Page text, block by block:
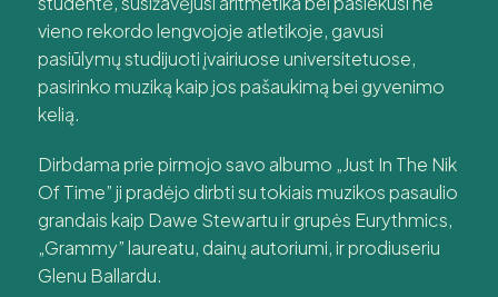
vieno rekordo lengvojoje atletikoje, gavusi
pasiūlymų studijuoti įvairiuose universitetuose,
pasirinko muziką kaip jos pašaukimą bei gyvenimo
kelią.
Dirbdama prie pirmojo savo albumo „Just In The Nik
Of Time” ji pradėjo dirbti su tokiais muzikos pasaulio
grandais kaip Dawe Stewartu ir grupės Eurythmics,
„Grammy” laureatu, dainų autoriumi, ir prodiuseriu
Glenu Ballardu.